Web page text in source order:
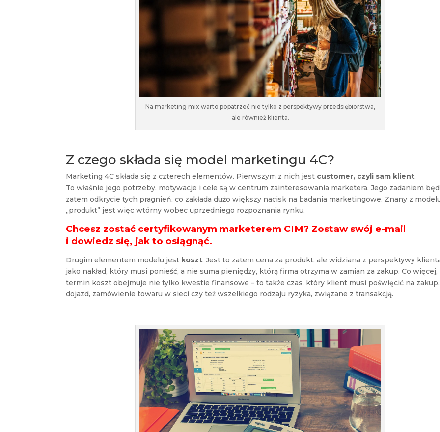
Na marketing mix warto popatrzeć nie tylko z perspektywy przedsiębiorstwa,
ale również klienta.
Z czego składa się model marketingu 4C?
Marketing 4C składa się z czterech elementów. Pierwszym z nich jest customer, czyli sam klient.
To właśnie jego potrzeby, motywacje i cele są w centrum zainteresowania marketera. Jego zadaniem
zatem odkrycie tych pragnień, co zakłada dużo większy nacisk na badania marketingowe. Znany z
„produkt” jest więc wtórny wobec uprzedniego rozpoznania rynku.
Chcesz zostać certyfikowanym marketerem CIM? Zostaw swój e-mail
i dowiedz się, jak to osiągnąć.
Drugim elementem modelu jest koszt. Jest to zatem cena za produkt, ale widziana z perspektywy
jako nakład, który musi ponieść, a nie suma pieniędzy, którą firma otrzyma w zamian za zakup. Co więcej,
termin koszt obejmuje nie tylko kwestie finansowe – to także czas, który klient musi poświęcić na zakup,
dojazd, zamówienie towaru w sieci czy też wszelkiego rodzaju ryzyka, związane z transakcją.